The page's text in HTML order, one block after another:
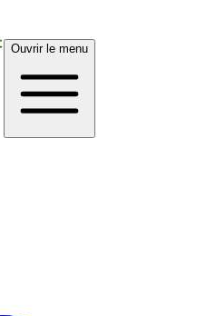
Ouvrir le menu